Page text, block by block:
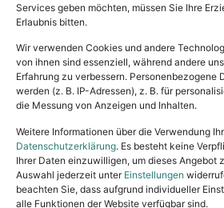
Services geben möchten, müssen Sie Ihre
Erlaubnis bitten.
Wir verwenden Cookies und andere
von ihnen sind essenziell, während andere
Erfahrung zu verbessern. Personenbezogene
werden (z. B. IP-Adressen), z. B. für
die Messung von Anzeigen und Inhalten.
Weitere Informationen über die Verwendung
Datenschutzerklärung. Es besteht keine
Ihrer Daten einzuwilligen, um dieses Angebot
Auswahl jederzeit unter Einstellungen
beachten Sie, dass aufgrund individueller
alle Funktionen der Website verfügbar sind.
Copyright © 2024. All
Tel.: (02631) 55356
Ludwigshof 1, 56567